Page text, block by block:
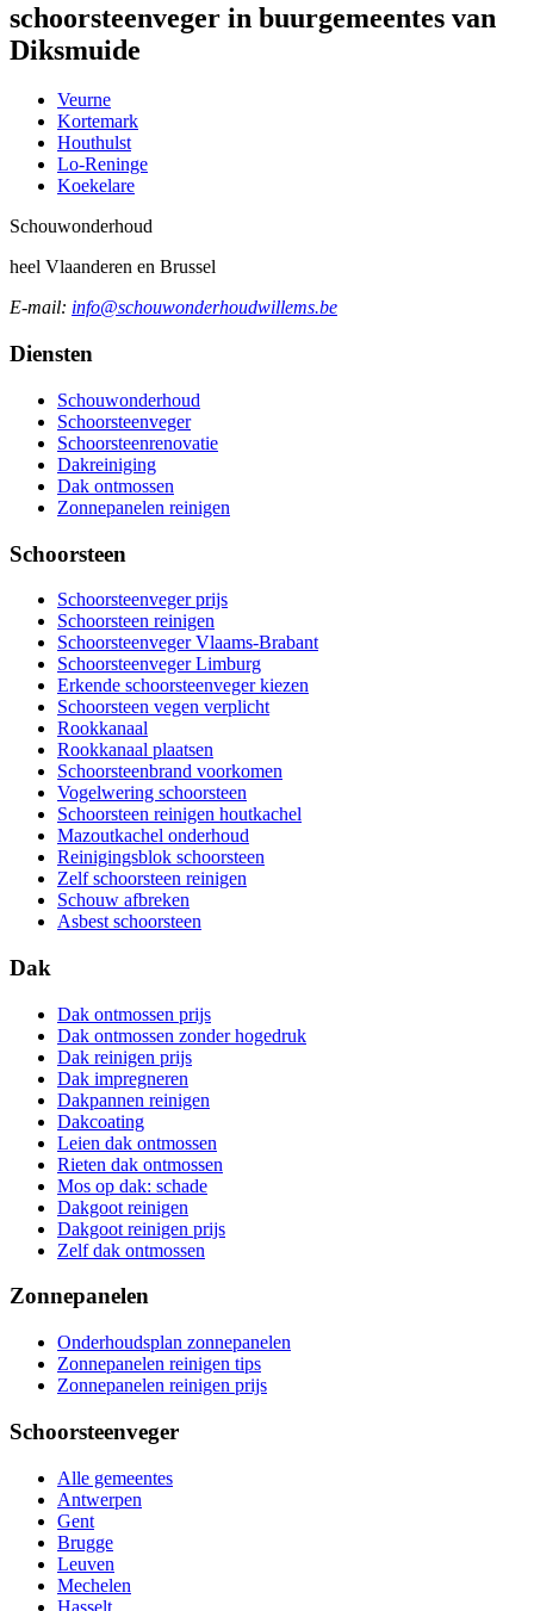
schoorsteenveger in buurgemeentes van
Diksmuide
Veurne
Kortemark
Houthulst
Lo-Reninge
Koekelare
Schouwonderhoud
heel Vlaanderen en Brussel
E-mail: info@schouwonderhoudwillems.be
Diensten
Schouwonderhoud
Schoorsteenveger
Schoorsteenrenovatie
Dakreiniging
Dak ontmossen
Zonnepanelen reinigen
Schoorsteen
Schoorsteenveger prijs
Schoorsteen reinigen
Schoorsteenveger Vlaams-Brabant
Schoorsteenveger Limburg
Erkende schoorsteenveger kiezen
Schoorsteen vegen verplicht
Rookkanaal
Rookkanaal plaatsen
Schoorsteenbrand voorkomen
Vogelwering schoorsteen
Schoorsteen reinigen houtkachel
Mazoutkachel onderhoud
Reinigingsblok schoorsteen
Zelf schoorsteen reinigen
Schouw afbreken
Asbest schoorsteen
Dak
Dak ontmossen prijs
Dak ontmossen zonder hogedruk
Dak reinigen prijs
Dak impregneren
Dakpannen reinigen
Dakcoating
Leien dak ontmossen
Rieten dak ontmossen
Mos op dak: schade
Dakgoot reinigen
Dakgoot reinigen prijs
Zelf dak ontmossen
Zonnepanelen
Onderhoudsplan zonnepanelen
Zonnepanelen reinigen tips
Zonnepanelen reinigen prijs
Schoorsteenveger
Alle gemeentes
Antwerpen
Gent
Brugge
Leuven
Mechelen
Hasselt